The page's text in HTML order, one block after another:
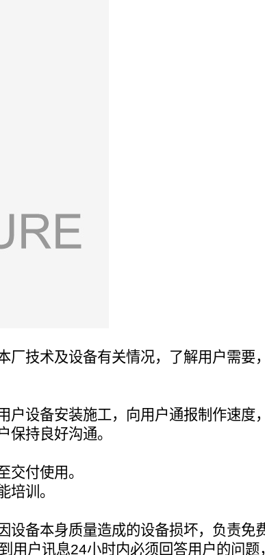
厂技术及设备有关情况，了解用户需要
户设备安装施工，向用户通报制作速度
保持良好沟通。
付使用。
训。
备本身质量造成的设备损坏，负责免
用户讯息24小时内必须回答用户的问